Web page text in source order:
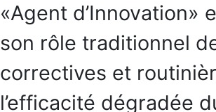
«Agent
son rôle traditionnel
correctives et
l’efficacité dégradée